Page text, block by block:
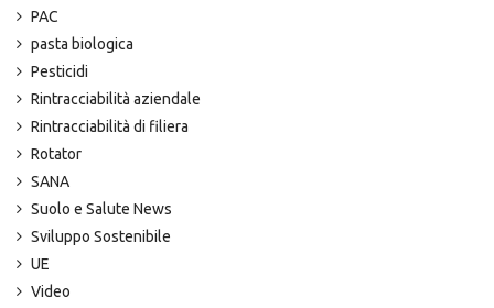
PAC
pasta biologica
Pesticidi
Rintracciabilità aziendale
Rintracciabilità di filiera
Rotator
SANA
Suolo e Salute News
Sviluppo Sostenibile
UE
Video